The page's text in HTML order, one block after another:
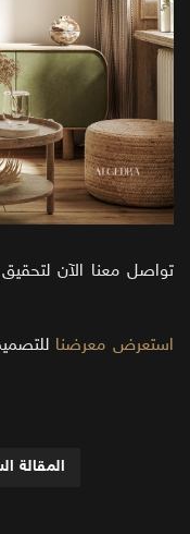
تواصل معنا الآن
استعرض معرضنا
المقالة